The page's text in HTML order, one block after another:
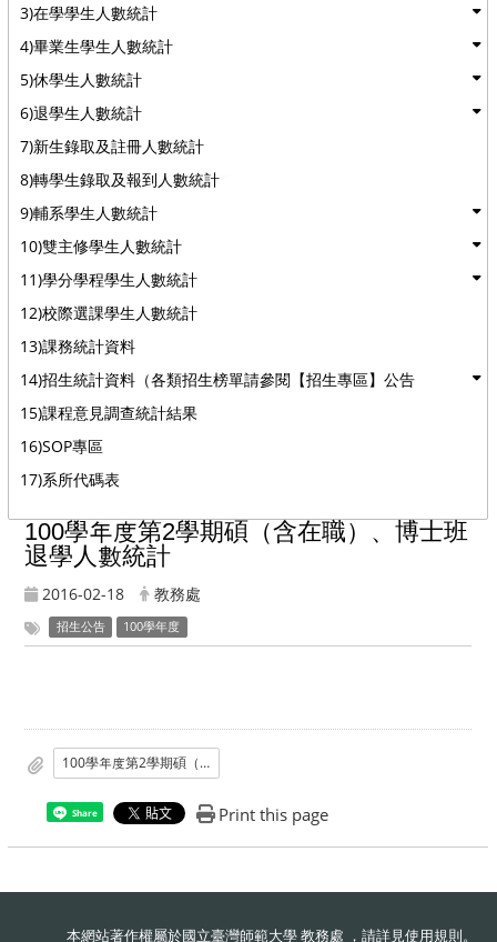
3)在學學生人數統計
4)畢業生學生人數統計
5)休學生人數統計
6)退學生人數統計
7)新生錄取及註冊人數統計
8)轉學生錄取及報到人數統計
9)輔系學生人數統計
10)雙主修學生人數統計
11)學分學程學生人數統計
12)校際選課學生人數統計
13)課務統計資料
14)招生統計資料（各類招生榜單請參閱【招生專區】公告
15)課程意見調查統計結果
16)SOP專區
17)系所代碼表
100學年度第2學期碩（含在職）、博士班
退學人數統計
2016-02-18 教務處
招生公告 100學年度
100學年度第2學期碩（含在職）、博士班退學人數統計
Share Print this page
本網站著作權屬於國立臺灣師範大學 教務處 ，請詳見使用規則。